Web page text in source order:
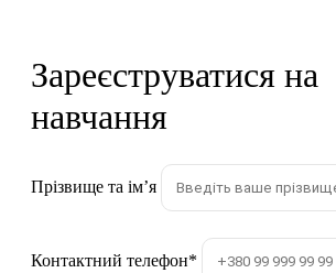
Зареєструватися на
навчання
Прізвище та імʼя
Контактний телефон*